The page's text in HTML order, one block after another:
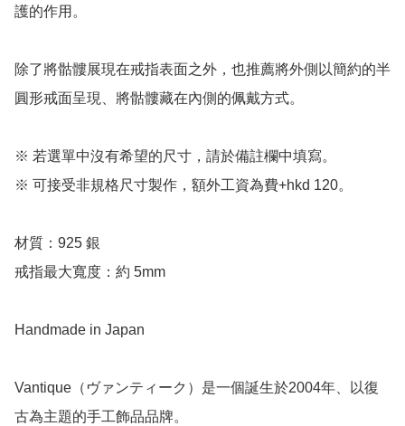
護的作用。
除了將骷髏展現在戒指表面之外，也推薦將外側以簡約的半
圓形戒面呈現、將骷髏藏在內側的佩戴方式。
※ 若選單中沒有希望的尺寸，請於備註欄中填寫。
※ 可接受非規格尺寸製作，額外工資為費+hkd 120。
材質：925 銀
戒指最大寬度：約 5mm
Handmade in Japan
Vantique（ヴァンティーク）是一個誕生於2004年、以復
古為主題的手工飾品品牌。